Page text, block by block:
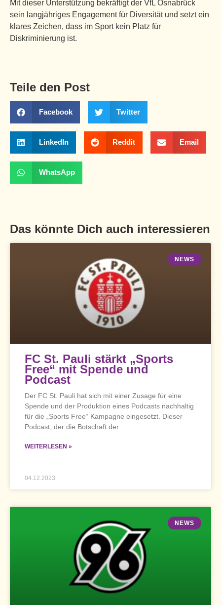
Mit dieser Unterstützung bekräftigt der VfL Osnabrück
sein langjähriges Engagement für Diversität und setzt ein
klares Zeichen, dass im Sport kein Platz für
Diskriminierung ist.
Teile den Post
Facebook Twitter
LinkedIn Reddit Email
WhatsApp
Das könnte Dich auch interessieren
NEWS
FC St. Pauli stärkt „Sports
Free“ mit Spende und
Podcast
Der FC St. Pauli hat sich mit einer Zusage für eine
Spende und der Produktion eines Podcasts nachhaltig
für die „Sports Free“ Kampagne eingesetzt. Dieser
Podcast, der die Botschaft der
WEITERLESEN »
04.12.2023
NEWS